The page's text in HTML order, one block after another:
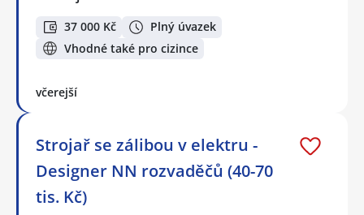
37 000 Kč
Plný úvazek
Vhodné také pro cizince
včerejší
Strojař se zálibou v elektru -
Designer NN rozvaděčů (40-70
tis. Kč)